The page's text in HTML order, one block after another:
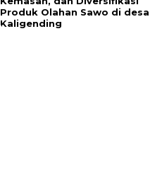
Produk Olahan Sawo di desa
Kaligending